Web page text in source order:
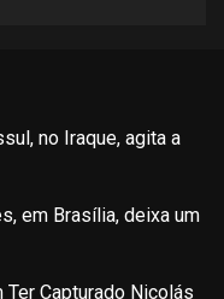
no Iraque, agita a
em Brasília, deixa um
Ter Capturado Nicolás